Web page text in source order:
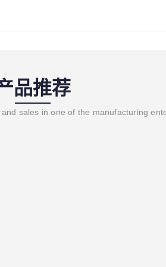
品推荐
sales in one of the manufacturing